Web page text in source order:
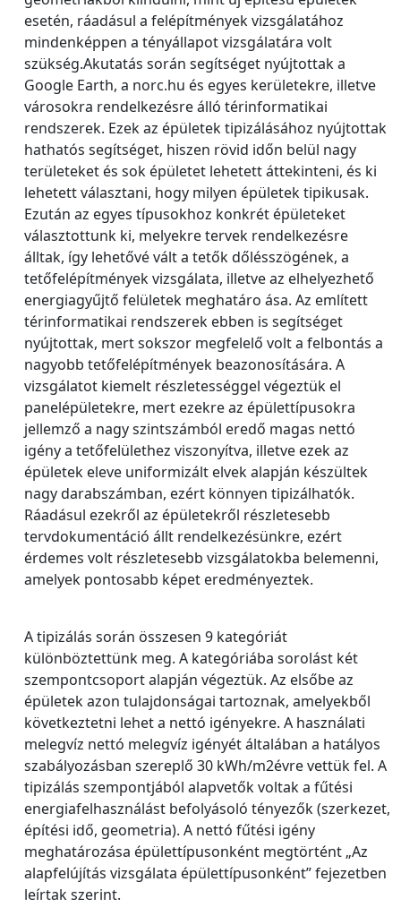
esetén, ráadásul a felépítmények vizsgálatához
mindenképpen a tényállapot vizsgálatára volt
szükség.Akutatás során segítséget nyújtottak a
Google Earth, a norc.hu és egyes kerületekre, illetve
városokra rendelkezésre álló térinformatikai
rendszerek. Ezek az épületek tipizálásához nyújtottak
hathatós segítséget, hiszen rövid időn belül nagy
területeket és sok épületet lehetett áttekinteni, és ki
lehetett választani, hogy milyen épületek tipikusak.
Ezután az egyes típusokhoz konkrét épületeket
választottunk ki, melyekre tervek rendelkezésre
álltak, így lehetővé vált a tetők dőlésszögének, a
tetőfelépítmények vizsgálata, illetve az elhelyezhető
energiagyűjtő felületek meghatáro ása. Az említett
térinformatikai rendszerek ebben is segítséget
nyújtottak, mert sokszor megfelelő volt a felbontás a
nagyobb tetőfelépítmények beazonosítására. A
vizsgálatot kiemelt részletességgel végeztük el
panelépületekre, mert ezekre az épülettípusokra
jellemző a nagy szintszámból eredő magas nettó
igény a tetőfelülethez viszonyítva, illetve ezek az
épületek eleve uniformizált elvek alapján készültek
nagy darabszámban, ezért könnyen tipizálhatók.
Ráadásul ezekről az épületekről részletesebb
tervdokumentáció állt rendelkezésünkre, ezért
érdemes volt részletesebb vizsgálatokba belemenni,
amelyek pontosabb képet eredményeztek.
A tipizálás során összesen 9 kategóriát
különböztettünk meg. A kategóriába sorolást két
szempontcsoport alapján végeztük. Az elsőbe az
épületek azon tulajdonságai tartoznak, amelyekből
következtetni lehet a nettó igényekre. A használati
melegvíz nettó melegvíz igényét általában a hatályos
szabályozásban szereplő 30 kWh/m2évre vettük fel. A
tipizálás szempontjából alapvetők voltak a fűtési
energiafelhasználást befolyásoló tényezők (szerkezet,
építési idő, geometria). A nettó fűtési igény
meghatározása épülettípusonként megtörtént „Az
alapfelújítás vizsgálata épülettípusonként” fejezetben
leírtak szerint.